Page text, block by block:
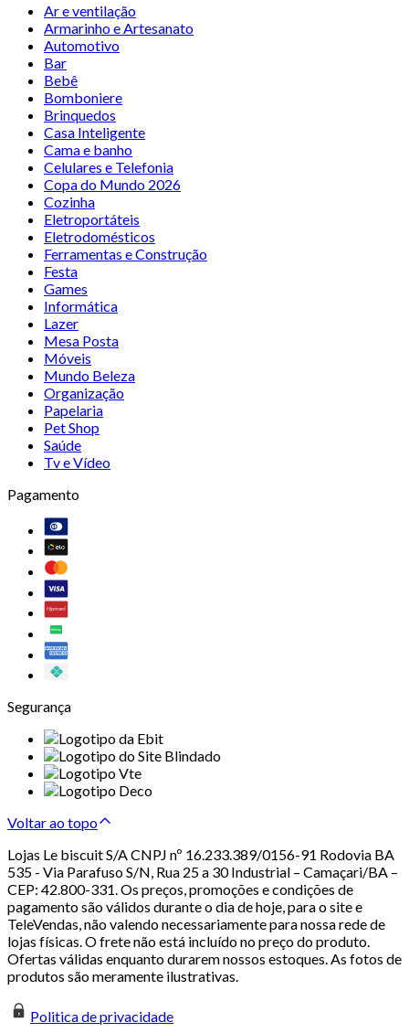
Ar e ventilação
Armarinho e Artesanato
Automotivo
Bar
Bebê
Bomboniere
Brinquedos
Casa Inteligente
Cama e banho
Celulares e Telefonia
Copa do Mundo 2026
Cozinha
Eletroportáteis
Eletrodomésticos
Ferramentas e Construção
Festa
Games
Informática
Lazer
Mesa Posta
Móveis
Mundo Beleza
Organização
Papelaria
Pet Shop
Saúde
Tv e Vídeo
Pagamento
Segurança
Voltar ao topo
Lojas Le biscuit S/A CNPJ nº 16.233.389/0156-91 Rodovia BA
535 - Via Parafuso S/N, Rua 25 a 30 Industrial – Camaçari/BA –
CEP: 42.800-331. Os preços, promoções e condições de
pagamento são válidos durante o dia de hoje, para o site e
TeleVendas, não valendo necessariamente para nossa rede de
lojas físicas. O frete não está incluído no preço do produto.
Ofertas válidas enquanto durarem nossos estoques. As fotos de
produtos são meramente ilustrativas.
Politica de privacidade